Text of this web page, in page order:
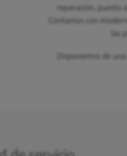
reparación, puesta
Contamos con
las
Disponemos de